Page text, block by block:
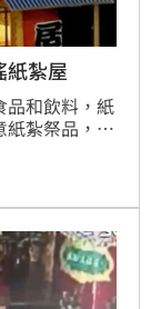
紮屋
品和飲料，紙
紙紮祭品，建